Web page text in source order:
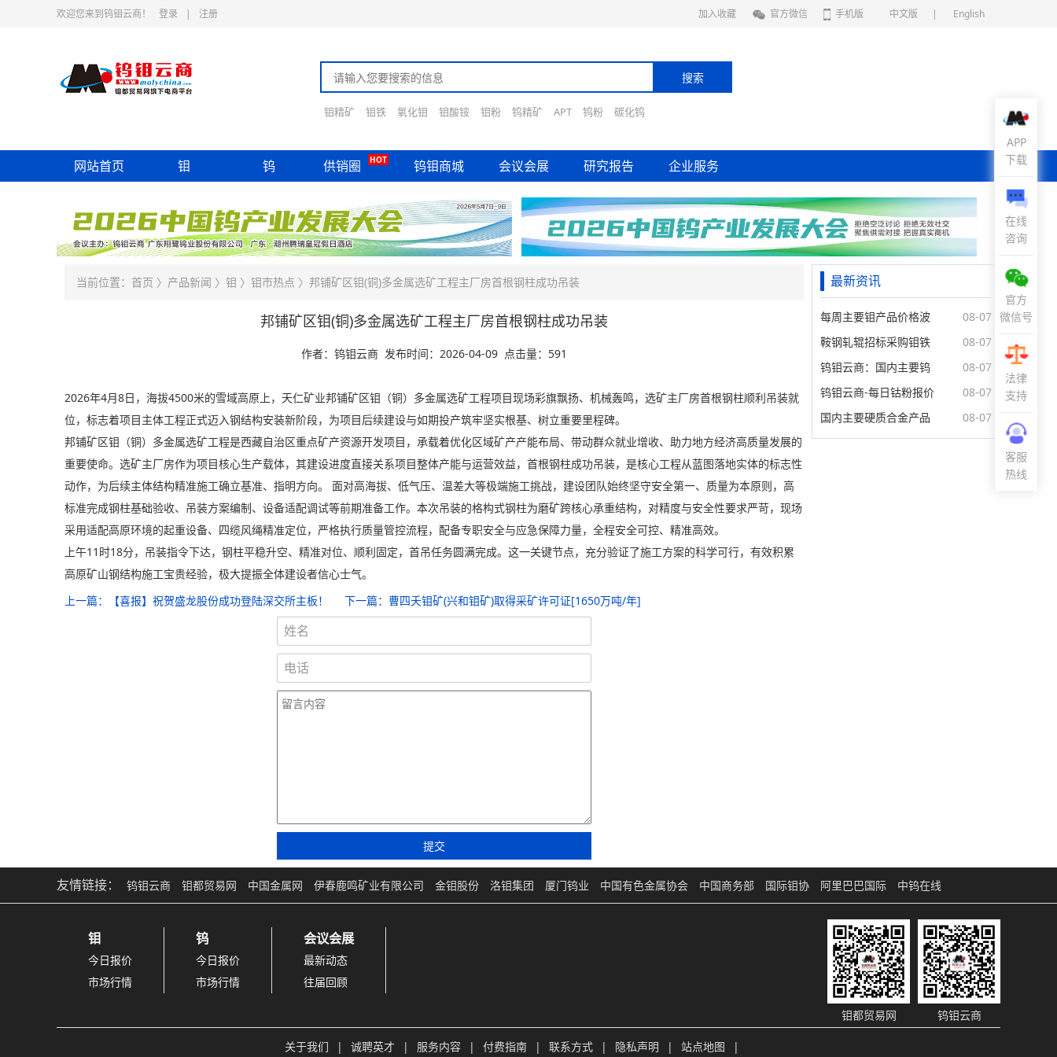
欢迎您来到钨钼云商！ 登录 | 注册 加入收藏 官方微信 手机版 中文版 | English
钼精矿 钼铁 氧化钼 钼酸铵 钼粉 钨精矿 APT 钨粉 碳化钨
网站首页 钼 钨 供销圈 HOT 钨钼商城 会议会展 研究报告 企业服务
最新资讯
每周主要钼产品价格波
08-07
鞍钢轧辊招标采购钼铁
08-07
钨钼云商：国内主要钨
08-07
钨钼云商-每日钴粉报价
08-07
国内主要硬质合金产品
08-07
当前位置： 首页 〉 产品新闻 〉 钼 〉 钼市热点 〉邦铺矿区钼(铜)多金属选矿工程主厂房首根钢柱成功吊装
邦铺矿区钼(铜)多金属选矿工程主厂房首根钢柱成功吊装
作者：钨钼云商 发布时间：2026-04-09 点击量：591
2026年4月8日，海拔4500米的雪域高原上，天仁矿业邦铺矿区钼（铜）多金属选矿工程项目现场彩旗飘扬、机械轰鸣，选矿主厂房首根钢柱顺利吊装就
位，标志着项目主体工程正式迈入钢结构安装新阶段，为项目后续建设与如期投产筑牢坚实根基、树立重要里程碑。
邦铺矿区钼（铜）多金属选矿工程是西藏自治区重点矿产资源开发项目，承载着优化区域矿产产能布局、带动群众就业增收、助力地方经济高质量发展的
重要使命。选矿主厂房作为项目核心生产载体，其建设进度直接关系项目整体产能与运营效益，首根钢柱成功吊装，是核心工程从蓝图落地实体的标志性
动作，为后续主体结构精准施工确立基准、指明方向。 面对高海拔、低气压、温差大等极端施工挑战，建设团队始终坚守安全第一、质量为本原则，高
标准完成钢柱基础验收、吊装方案编制、设备适配调试等前期准备工作。本次吊装的格构式钢柱为磨矿跨核心承重结构，对精度与安全性要求严苛，现场
采用适配高原环境的起重设备、四缆风绳精准定位，严格执行质量管控流程，配备专职安全与应急保障力量，全程安全可控、精准高效。
上午11时18分，吊装指令下达，钢柱平稳升空、精准对位、顺利固定，首吊任务圆满完成。这一关键节点，充分验证了施工方案的科学可行，有效积累
高原矿山钢结构施工宝贵经验，极大提振全体建设者信心士气。
上一篇：
【喜报】祝贺盛龙股份成功登陆深交所主板！ 下一篇： 曹四夭钼矿(兴和钼矿)取得采矿许可证[1650万吨/年]
友情链接： 钨钼云商 钼都贸易网 中国金属网 伊春鹿鸣矿业有限公司 金钼股份 洛钼集团 厦门钨业 中国有色金属协会 中国商务部 国际钼协 阿里巴巴国际 中钨在线
钼
今日报价
市场行情
钨
今日报价
市场行情
会议会展
最新动态
往届回顾
钨钼云商
钼都贸易网
关于我们 | 诚聘英才 | 服务内容 | 付费指南 | 联系方式 | 隐私声明 | 站点地图 |
APP
下载
在线
咨询
官方
微信号
法律
支持
客服
热线